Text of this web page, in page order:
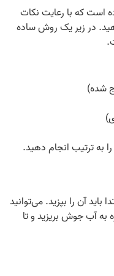
است که با رعایت نکات
در زیر یک روش ساده
شده)
به ترتیب انجام دهید.
آن را بپزید. می‌توانید
به آب جوش بریزید و تا